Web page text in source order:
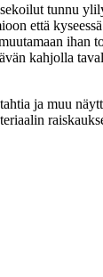
tunnu
että
ihan
kahjolla
ja muu